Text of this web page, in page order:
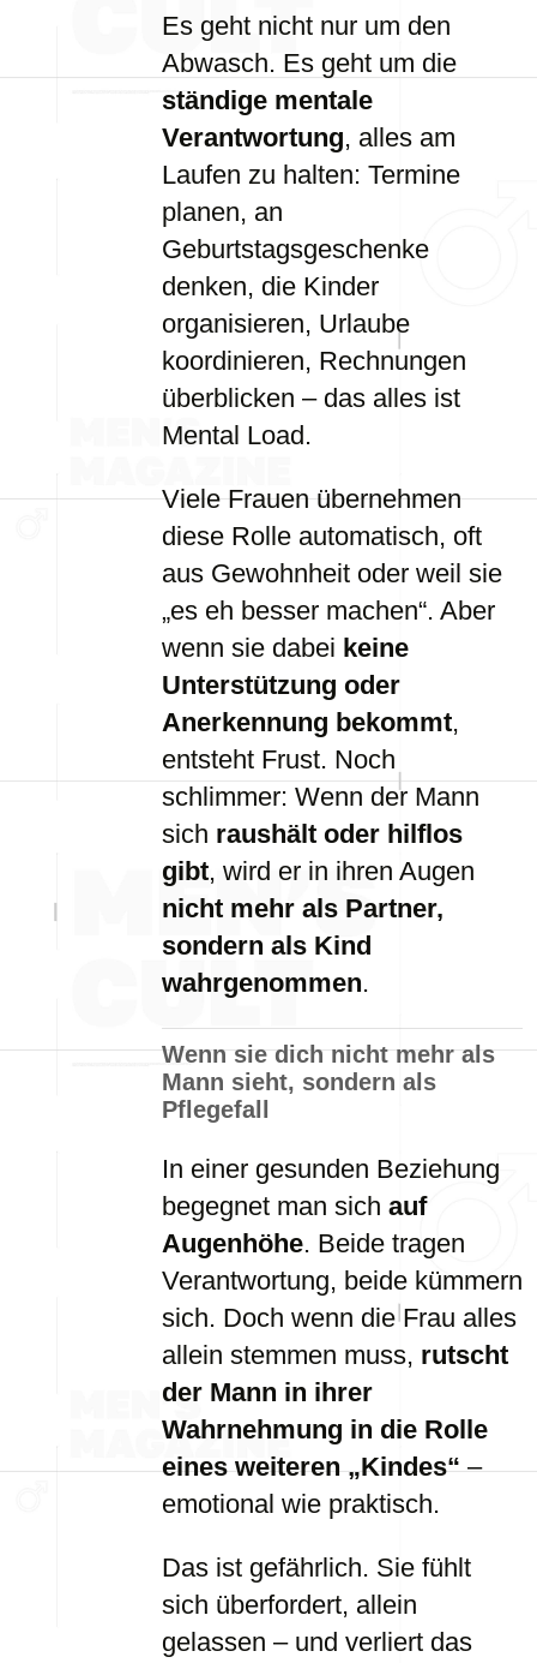
Es geht nicht nur um den
Abwasch. Es geht um die
ständige mentale
Verantwortung, alles am
Laufen zu halten: Termine
planen, an
Geburtstagsgeschenke
denken, die Kinder
organisieren, Urlaube
koordinieren, Rechnungen
überblicken – das alles ist
Mental Load.
Viele Frauen übernehmen
diese Rolle automatisch, oft
aus Gewohnheit oder weil sie
„es eh besser machen“. Aber
wenn sie dabei keine
Unterstützung oder
Anerkennung bekommt,
entsteht Frust. Noch
schlimmer: Wenn der Mann
sich raushält oder hilflos
gibt, wird er in ihren Augen
nicht mehr als Partner,
sondern als Kind
wahrgenommen.
Wenn sie dich nicht mehr als
Mann sieht, sondern als
Pflegefall
In einer gesunden Beziehung
begegnet man sich auf
Augenhöhe. Beide tragen
Verantwortung, beide kümmern
sich. Doch wenn die Frau alles
allein stemmen muss, rutscht
der Mann in ihrer
Wahrnehmung in die Rolle
eines weiteren „Kindes“–
emotional wie praktisch.
Das ist gefährlich. Sie fühlt
sich überfordert, allein
gelassen – und verliert das